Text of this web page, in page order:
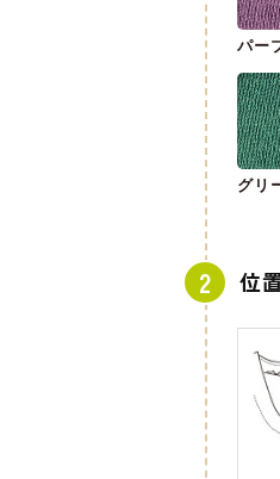
パー
グリ
位